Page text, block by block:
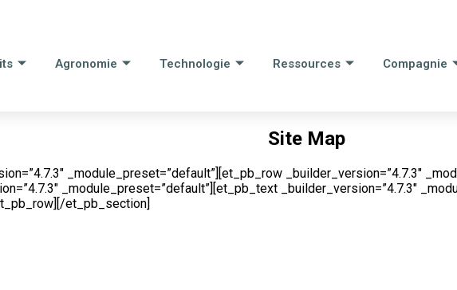
Agronomie Technologie Ressources Compagnie
Site Map
_module_preset=”default”][et_pb_row _builder_version=”4.7.3″
_module_preset=”default”][et_pb_text _builder_version=”4.7.3″
et_pb_section]